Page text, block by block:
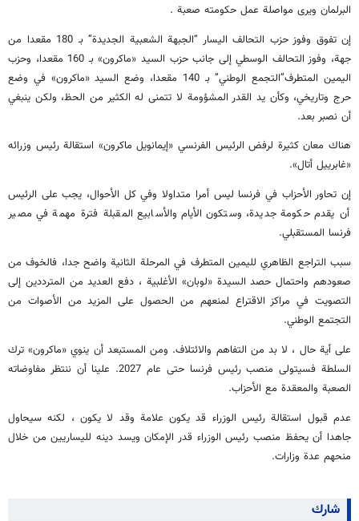
البرلمان ويرى مواصلة عمل حكومته صعبة .
إن تفوق وفوز حزب التحالف اليسار “الجبهة الشعبية الجديدة” بـ 180 مقعدا من
جهة، وفوز التحالف الوسطي إلى جانب حزب السيد «ماكرون» بـ 160 مقعدا، وحزب
اليمين المتطرف”التجمع الوطني” بـ 140 مقعدا، وضع السيد «ماكرون» في وضع
حرج وتاريخي، وكأن يد القدر المشؤومة لا تتمنى له الكثير من الحظ، ولكن ينبغي
أن نصبر بعد.
هناك معان كثيرة لرفض الرئيس الفرنسي «إيمانويل ماكرون» استقالة رئيس وزرائه
«غابرييل أتال».
إن تحاور الأحزاب في فرنسا لیس أمرا متداولا وفي كل الأحوال، يجب على الرئيس
أن يقدم حكومة جديدة، وستكون الأيام والأسابيع المقبلة فترة مهمة في مصير
فرنسا المستقبلي.
سبب التراجع الظاهري لليمين المتطرف في المرحلة الثانية واضح جدا، فالخوف من
صعودهم واحتمال حصد السيدة «لوبان» الأغلبية ، دفع العديد من المترددين إلى
التصويت في مراكز الاقتراع لمنعهم من الحصول على المزيد من الأصوات من
التجتمع الوطني.
علی أية حال ، لا بد من التفاهم والائتلاف. ومن المستبعد أن ينوي «ماكرون» ترك
السلطة فسيتولى منصب رئيس فرنسا حتى عام 2027. علينا أن ننتظر مفاوضاته
الصعبة والمعقدة مع الأحزاب.
عدم قبول استقالة رئيس الوزراء قد يكون علامة وقد لا يكون ، لكنه سيحاول
جاهدا أن يحفظ منصب رئيس الوزراء قدر الإمكان ویسد دينه لليساريين من خلال
منحهم عدة وزارات.
شارك